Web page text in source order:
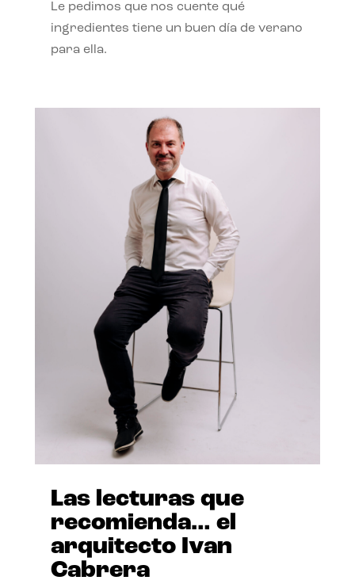
Le pedimos que nos cuente qué
ingredientes tiene un buen día de verano
para ella.
Las lecturas que
recomienda… el
arquitecto Ivan
Cabrera